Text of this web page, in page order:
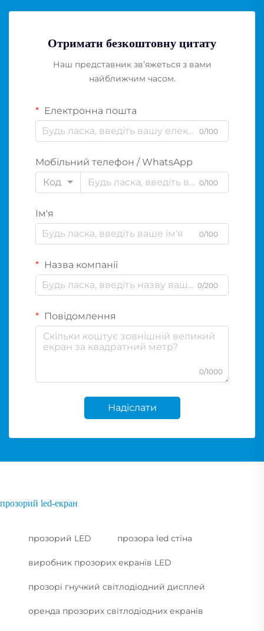
Отримати безкоштовну цитату
Наш представник зв’яжеться з вами
найближчим часом.
Електронна пошта
0/100
Мобільний телефон / WhatsApp
Код
0/100
Ім'я
0/100
Назва компанії
0/200
Повідомлення
0/1000
Надіслати
прозорий led-екран
прозорий LED прозора led стіна
виробник прозорих екранів LED
прозорі гнучкий світлодіодний дисплей
оренда прозорих світлодіодних екранів